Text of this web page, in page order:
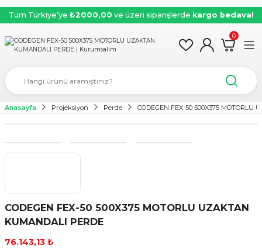
Tüm Türkiye’ye ₺2000,00 ve üzeri siparişlerde kargo bedava!
0
Anasayfa Projeksiyon Perde CODEGEN FEX-50 500X375 MOTORLU
CODEGEN FEX-50 500X375 MOTORLU UZAKTAN
KUMANDALI PERDE
76.143,13 ₺